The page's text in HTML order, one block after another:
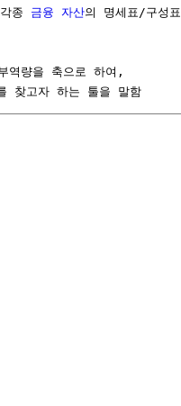
종 금융 자산의 명세표/구성표
역량을 축으로 하여,
찾고자 하는 툴을 말함